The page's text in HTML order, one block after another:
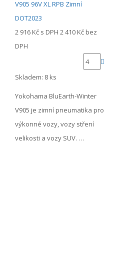
2 916 Kč s DPH 2 410 Kč bez
DPH
Skladem: 8 ks
Yokohama BluEarth-Winter
V905 je zimní pneumatika pro
výkonné vozy, vozy stření
velikosti a vozy SUV. …